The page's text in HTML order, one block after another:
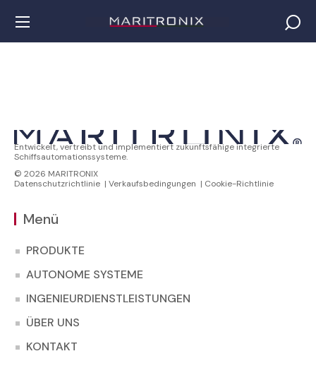
Entwickelt, vertreibt und implementiert zukunftsfähige integrierte
Schiffsautomationssysteme.
© 2026 MARITRONIX
Datenschutzrichtlinie | Verkaufsbedingungen | Cookie-Richtlinie
Menü
PRODUKTE
AUTONOME SYSTEME
INGENIEURDIENSTLEISTUNGEN
ÜBER UNS
KONTAKT